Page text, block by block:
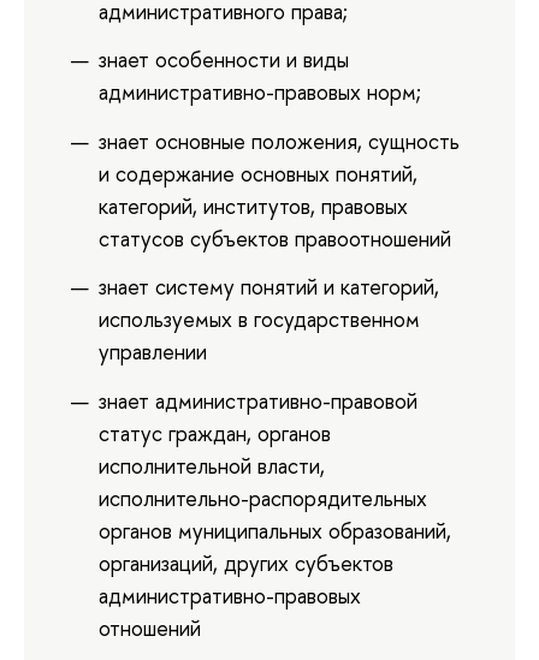
административного права;
знает особенности и виды
административно-правовых норм;
знает основные положения, сущность
и содержание основных понятий,
категорий, институтов, правовых
статусов субъектов правоотношений
знает систему понятий и категорий,
используемых в государственном
управлении
знает административно-правовой
статус граждан, органов
исполнительной власти,
исполнительно-распорядительных
органов муниципальных образований,
организаций, других субъектов
административно-правовых
отношений